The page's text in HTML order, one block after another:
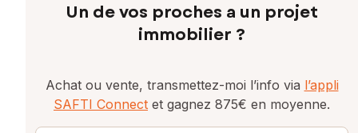
Un de vos proches a un projet
immobilier ?
Achat ou vente, transmettez-moi l’info via l’appli
SAFTI Connect et gagnez 875€ en moyenne.